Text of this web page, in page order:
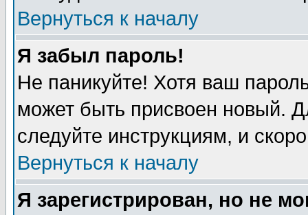
Вернуться к началу
Я забыл пароль!
Не паникуйте! Хотя ваш
может быть присвоен новый.
следуйте инструкциям, и
Вернуться к началу
Я зарегистрирован, но не